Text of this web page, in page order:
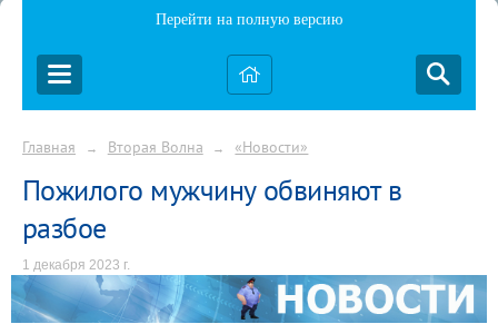
Перейти на полную версию
Главная → Вторая Волна → «Новости»
Пожилого мужчину обвиняют в
разбое
1 декабря 2023 г.